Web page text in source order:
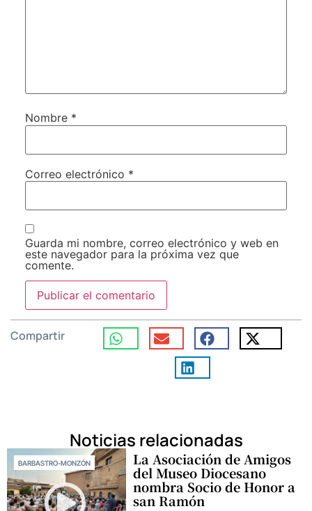
Nombre *
Correo electrónico *
Guarda mi nombre, correo electrónico y web en
este navegador para la próxima vez que
comente.
Compartir
Noticias relacionadas
BARBASTRO-MONZÓN La Asociación de Amigos
del Museo Diocesano
nombra Socio de Honor a
san Ramón